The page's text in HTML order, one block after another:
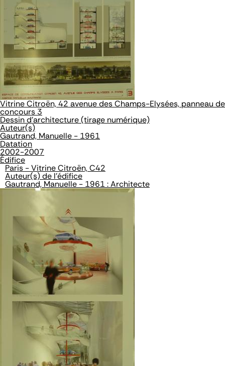
Vitrine Citroën, 42 avenue des Champs-Elysées, panneau de
concours 3
Dessin d'architecture (tirage numérique)
Auteur(s)
Gautrand, Manuelle - 1961
Datation
2002-2007
Édifice
Paris - Vitrine Citroën, C42
Auteur(s) de l'édifice
Gautrand, Manuelle - 1961 : Architecte